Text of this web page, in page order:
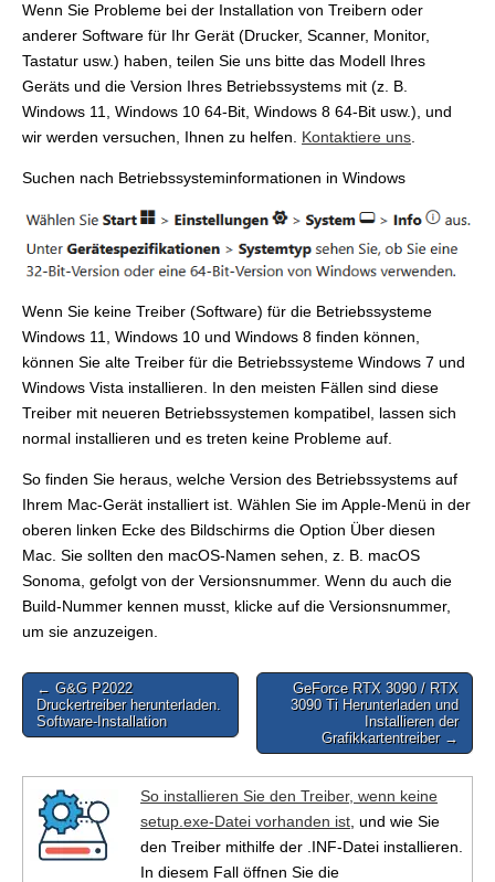
Wenn Sie Probleme bei der Installation von Treibern oder
anderer Software für Ihr Gerät (Drucker, Scanner, Monitor,
Tastatur usw.) haben, teilen Sie uns bitte das Modell Ihres
Geräts und die Version Ihres Betriebssystems mit (z. B.
Windows 11, Windows 10 64-Bit, Windows 8 64-Bit usw.), und
wir werden versuchen, Ihnen zu helfen. Kontaktiere uns
Suchen nach Betriebssysteminformationen in Windows
Wenn Sie keine Treiber (Software) für die Betriebssysteme
Windows 11, Windows 10 und Windows 8 finden können,
können Sie alte Treiber für die Betriebssysteme Windows 7 und
Windows Vista installieren. In den meisten Fällen sind diese
Treiber mit neueren Betriebssystemen kompatibel, lassen sich
normal installieren und es treten keine Probleme auf.
So finden Sie heraus, welche Version des Betriebssystems auf
Ihrem Mac-Gerät installiert ist. Wählen Sie im Apple-Menü in der
oberen linken Ecke des Bildschirms die Option Über diesen
Mac. Sie sollten den macOS-Namen sehen, z. B. macOS
Sonoma, gefolgt von der Versionsnummer. Wenn du auch die
Build-Nummer kennen musst, klicke auf die Versionsnummer,
um sie anzuzeigen.
Post
navigation
← G&G P2022
Druckertreiber herunterladen.
Software-Installation
GeForce RTX 3090 / RTX
3090 Ti Herunterladen und
Installieren der
Grafikkartentreiber →
So installieren Sie den Treiber, wenn keine
setup.exe-Datei vorhanden ist , und wie Sie
den Treiber mithilfe der .INF-Datei installieren.
In diesem Fall öffnen Sie die